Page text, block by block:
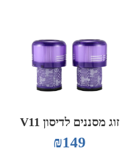
זוג מסננים לדיסון V11
₪149